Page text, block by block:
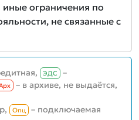
ограничения по
не связанные с
ЭДС
–
– в архиве, не выдаётся,
Опц
– подключаемая